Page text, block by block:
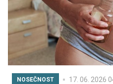
NOSEČNOST 17. 06. 2026